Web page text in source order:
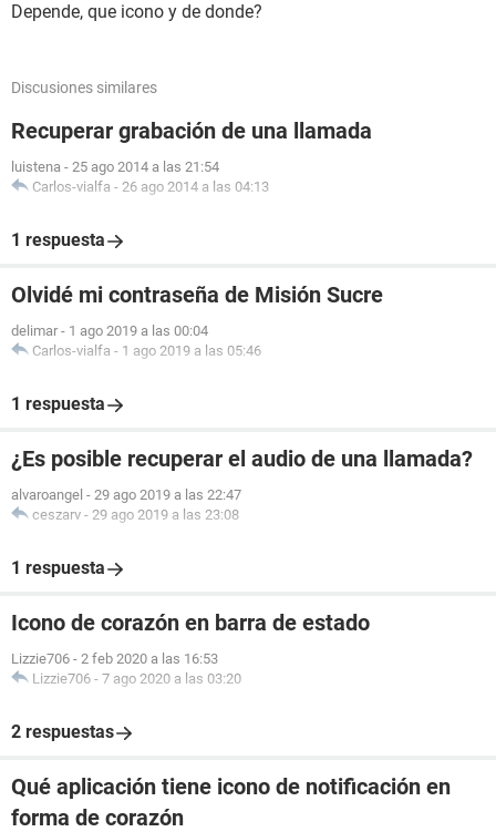
Depende, que icono y de donde?
Discusiones similares
Recuperar grabación de una llamada
luistena - 25 ago 2014 a las 21:54
Carlos-vialfa - 26 ago 2014 a las 04:13
1 respuesta
Olvidé mi contraseña de Misión Sucre
delimar - 1 ago 2019 a las 00:04
Carlos-vialfa - 1 ago 2019 a las 05:46
1 respuesta
¿Es posible recuperar el audio de una llamada?
alvaroangel - 29 ago 2019 a las 22:47
ceszarv - 29 ago 2019 a las 23:08
1 respuesta
Icono de corazón en barra de estado
Lizzie706 - 2 feb 2020 a las 16:53
Lizzie706 - 7 ago 2020 a las 03:20
2 respuestas
Qué aplicación tiene icono de notificación en
forma de corazón